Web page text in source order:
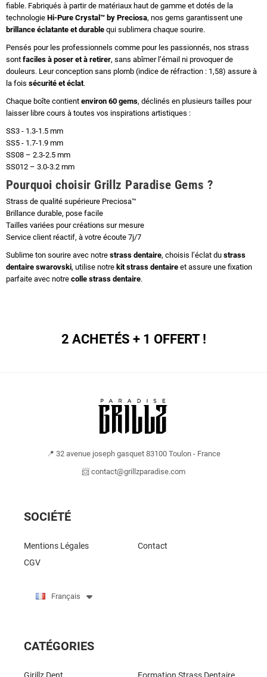
fiable. Fabriqués à partir de matériaux haut de gamme et dotés de la
technologie Hi-Pure Crystal™ by Preciosa, nos gems garantissent une
brillance éclatante et durable qui sublimera chaque sourire.
Pensés pour les professionnels comme pour les passionnés, nos strass
sont faciles à poser et à retirer, sans abîmer l’émail ni provoquer de
douleurs. Leur conception sans plomb (indice de réfraction : 1,58) assure à
la fois sécurité et éclat.
Chaque boîte contient environ 60 gems, déclinés en plusieurs tailles pour
laisser libre cours à toutes vos inspirations artistiques :
SS3 - 1.3-1.5 mm
SS5 - 1.7-1.9 mm
SS08 – 2.3-2.5 mm
SS012 – 3.0-3.2 mm
Pourquoi choisir Grillz Paradise Gems ?
Strass de qualité supérieure Preciosa™
Brillance durable, pose facile
Tailles variées pour créations sur mesure
Service client réactif, à votre écoute 7j/7
Sublime ton sourire avec notre strass dentaire, choisis l’éclat du strass
dentaire swarovski, utilise notre kit strass dentaire et assure une fixation
parfaite avec notre colle strass dentaire.
2 ACHETÉS + 1 OFFERT !
📍 32 avenue joseph gasquet 83100 Toulon - France
📨 contact@grillzparadise.com
SOCIÉTÉ
Mentions Légales
CGV
Contact
Français
CATÉGORIES
Girillz Dent Formation Strass Dentaire